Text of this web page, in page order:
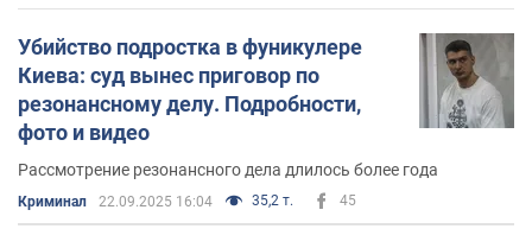
Убийство подростка в фуникулере
Киева: суд вынес приговор по
резонансному делу. Подробности,
фото и видео
Рассмотрение резонансного дела длилось более года
Криминал 22.09.2025 16:04 35,2 т. 45